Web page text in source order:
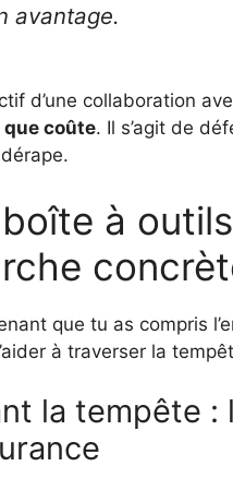
avantage.
d’une collaboration
coûte. Il s’agit de
à
que tu as compris
à traverser la
la tempête :